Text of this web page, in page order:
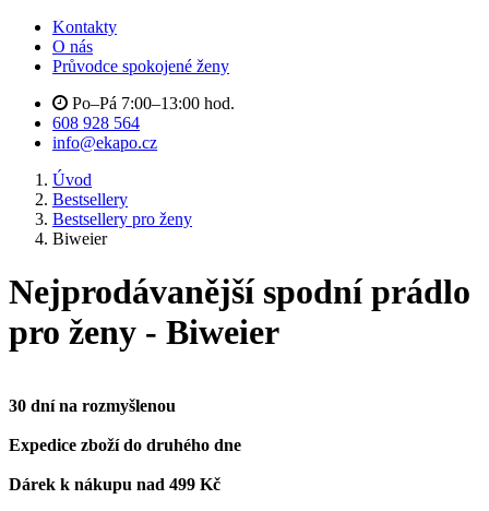
Kontakty
O nás
Průvodce spokojené ženy
Po–Pá 7:00–13:00 hod.
608 928 564
info@ekapo.cz
Úvod
Bestsellery
Bestsellery pro ženy
Biweier
Nejprodávanější spodní prádlo
pro ženy - Biweier
30 dní na rozmyšlenou
Expedice zboží do druhého dne
Dárek k nákupu nad 499 Kč